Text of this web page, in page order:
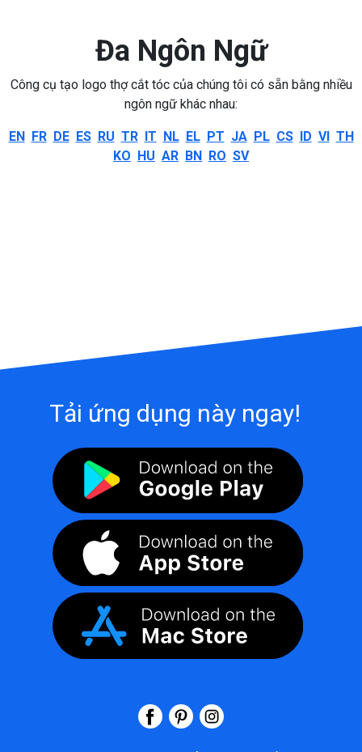
Đa Ngôn Ngữ
Công cụ tạo logo thợ cắt tóc của chúng tôi có sẵn bằng nhiều
ngôn ngữ khác nhau:
EN FR DE ES RU TR IT NL EL PT JA PL CS ID VI TH
KO HU AR BN RO SV
Tải ứng dụng này ngay!